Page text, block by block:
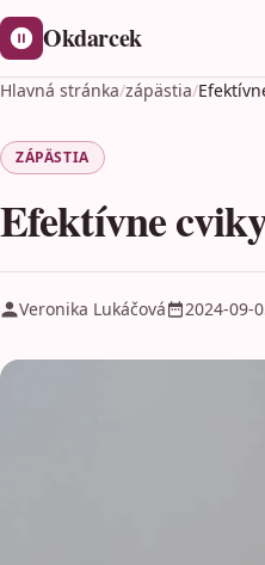
Okdarcek
Hlavná stránka/zápästia/
ZÁPÄSTIA
Efektívne
Veronika Lukáčová 2024-09-